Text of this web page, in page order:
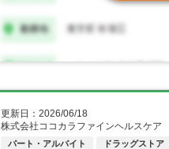
更新日：2026/06/18
株式会社ココカラファインヘルスケ
パート・アルバイト ドラッグストア